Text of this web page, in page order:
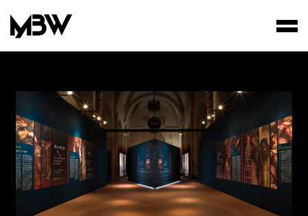
WORKS
FILMS